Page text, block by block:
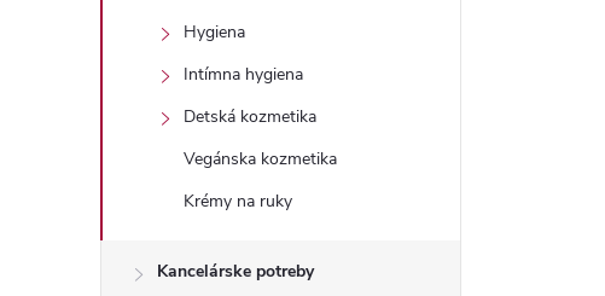
Hygiena
Intímna hygiena
Detská kozmetika
Vegánska kozmetika
Krémy na ruky
Kancelárske potreby